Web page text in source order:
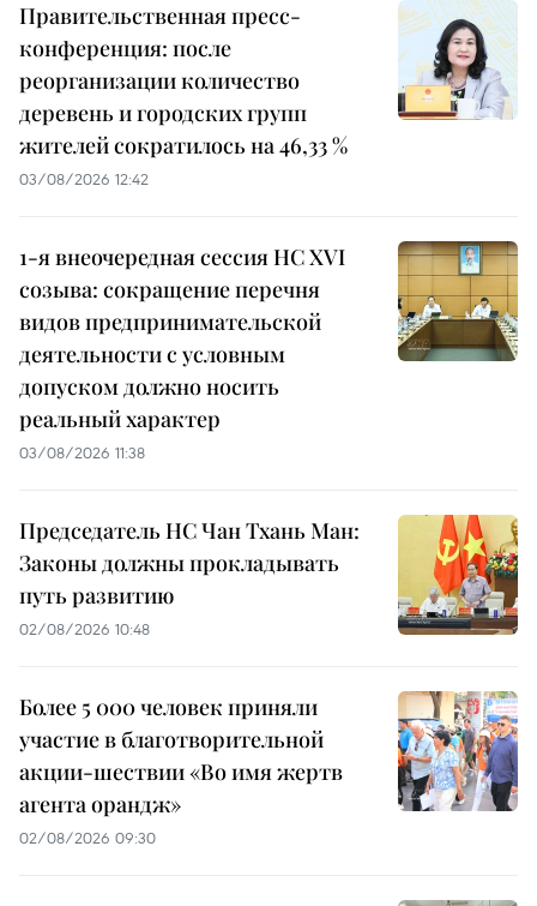
Правительственная пресс-
конференция: после
реорганизации количество
деревень и городских групп
жителей сократилось на 46,33 %
03/08/2026 12:42
1-я внеочередная сессия НС XVI
созыва: сокращение перечня
видов предпринимательской
деятельности с условным
допуском должно носить
реальный характер
03/08/2026 11:38
Председатель НС Чан Тхань Ман:
Законы должны прокладывать
путь развитию
02/08/2026 10:48
Более 5 000 человек приняли
участие в благотворительной
акции-шествии «Во имя жертв
агента орандж»
02/08/2026 09:30